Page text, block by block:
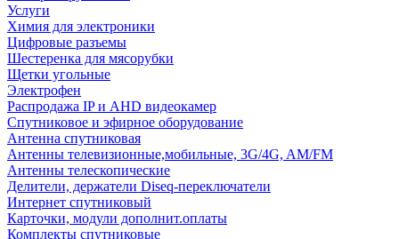
Услуги
Химия для электроники
Цифровые разъемы
Шестеренка для мясорубки
Щетки угольные
Электрофен
Распродажа IP и AHD видеокамер
Спутниковое и эфирное оборудование
Антенна спутниковая
Антенны телевизионные,мобильные, 3G/4G, AM/FM
Антенны телескопические
Делители, держатели Diseq-переключатели
Интернет спутниковый
Карточки, модули дополнит.оплаты
Комплекты спутниковые